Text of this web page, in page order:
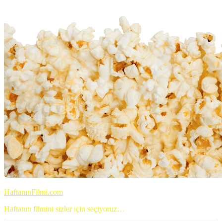
HaftanınFilmi.com
Haftanın filmini sizler için seçiyoruz…